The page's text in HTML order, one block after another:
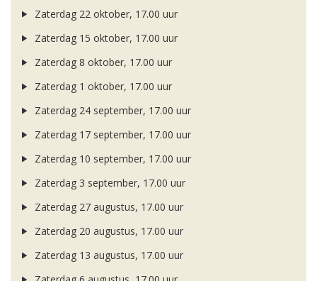
Zaterdag 22 oktober, 17.00 uur
Zaterdag 15 oktober, 17.00 uur
Zaterdag 8 oktober, 17.00 uur
Zaterdag 1 oktober, 17.00 uur
Zaterdag 24 september, 17.00 uur
Zaterdag 17 september, 17.00 uur
Zaterdag 10 september, 17.00 uur
Zaterdag 3 september, 17.00 uur
Zaterdag 27 augustus, 17.00 uur
Zaterdag 20 augustus, 17.00 uur
Zaterdag 13 augustus, 17.00 uur